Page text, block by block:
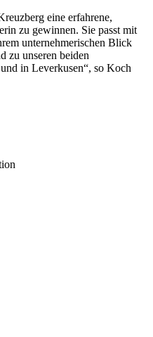
eine erfahrene,
zu gewinnen. Sie passt mit
unternehmerischen Blick
zu unseren beiden
in Leverkusen“, so Koch